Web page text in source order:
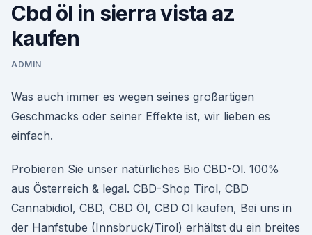
Cbd öl in sierra vista az
kaufen
ADMIN
Was auch immer es wegen seines großartigen
Geschmacks oder seiner Effekte ist, wir lieben es
einfach.
Probieren Sie unser natürliches Bio CBD-Öl. 100%
aus Österreich & legal. CBD-Shop Tirol, CBD
Cannabidiol, CBD, CBD Öl, CBD Öl kaufen, Bei uns in
der Hanfstube (Innsbruck/Tirol) erhältst du ein breites